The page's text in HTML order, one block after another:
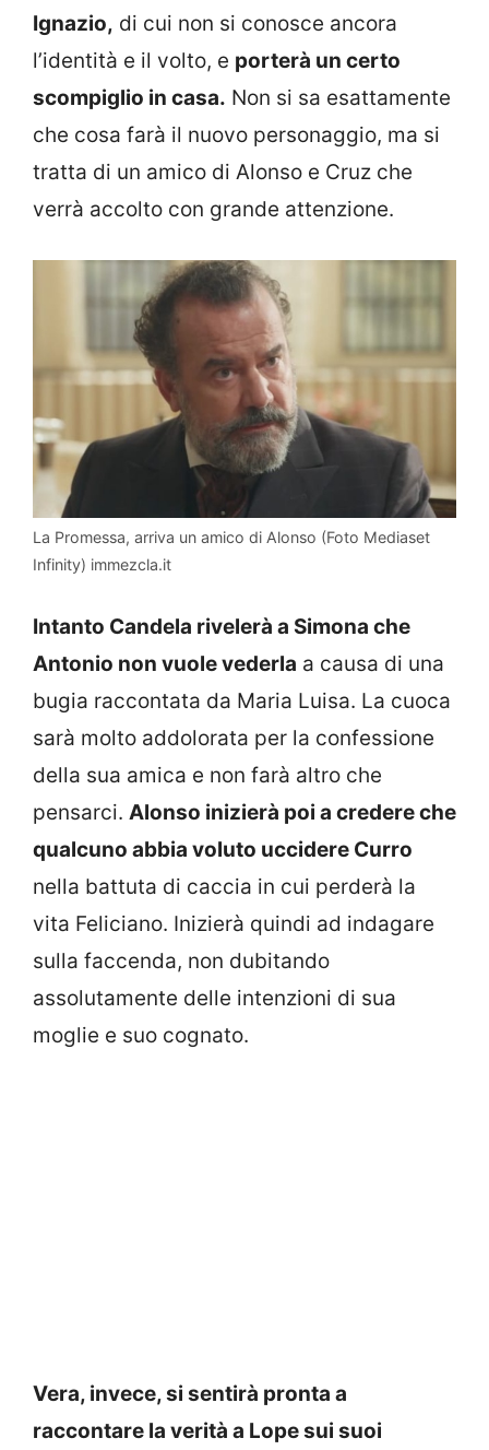
Ignazio, di cui non si conosce ancora
l’identità e il volto, e porterà un certo
scompiglio in casa. Non si sa esattamente
che cosa farà il nuovo personaggio, ma si
tratta di un amico di Alonso e Cruz che
verrà accolto con grande attenzione.
La Promessa, arriva un amico di Alonso (Foto Mediaset
Infinity) immezcla.it
Intanto Candela rivelerà a Simona che
Antonio non vuole vederla a causa di una
bugia raccontata da Maria Luisa. La cuoca
sarà molto addolorata per la confessione
della sua amica e non farà altro che
pensarci. Alonso inizierà poi a credere che
qualcuno abbia voluto uccidere Curro
nella battuta di caccia in cui perderà la
vita Feliciano. Inizierà quindi ad indagare
sulla faccenda, non dubitando
assolutamente delle intenzioni di sua
moglie e suo cognato.
Vera, invece, si sentirà pronta a
raccontare la verità a Lope sui suoi